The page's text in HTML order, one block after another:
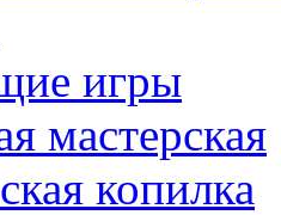
игры
мастерская
копилка